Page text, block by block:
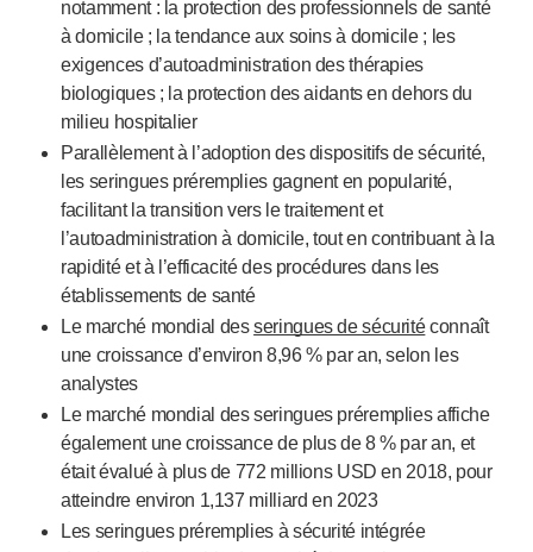
Autoject ®2
Autopen®
Systèmes d’administration de médicaments
NOS PLATEFORMES
Aidaptus®autoinjecteur
EcoSafe®
EcoSafe®seringue de sécurité
NOTRE EXPERTISE
Services pharmaceutiques
Capacités de fabrication
Gestion des opérations
Gestion de la chaîne d’approvisionnement
Outillage, technique et développement
Recherche et développement
Capacités de recherche et développement
Conception axée sur le patient
Gestion de projet
notamment : la protection des professionnels de santé
à domicile ; la tendance aux soins à domicile ; les
exigences d’autoadministration des thérapies
biologiques ; la protection des aidants en dehors du
milieu hospitalier
Parallèlement à l’adoption des dispositifs de sécurité,
les seringues préremplies gagnent en popularité,
facilitant la transition vers le traitement et
l’autoadministration à domicile, tout en contribuant à la
rapidité et à l’efficacité des procédures dans les
établissements de santé
Le marché mondial desseringues de sécuritéconnaît
une croissance d’environ 8,96 % par an, selon les
analystes
Le marché mondial des seringues préremplies affiche
également une croissance de plus de 8 % par an, et
étaitévalué à plus de 772 millions USD en 2018, pour
atteindre environ 1,137 milliard en 2023
Les seringues préremplies à sécurité intégrée